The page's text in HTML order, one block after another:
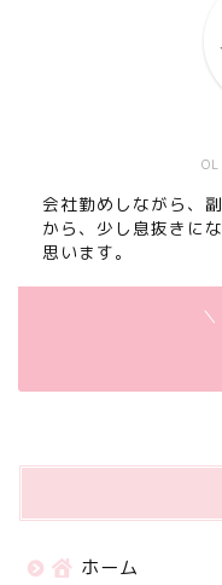
OL
会社勤めしながら、
から、少し息抜きに
思います。
ホーム